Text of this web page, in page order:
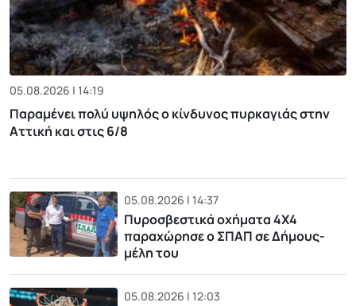
05.08.2026 | 14:19
Παραμένει πολύ υψηλός ο κίνδυνος πυρκαγιάς στην
Αττική και στις 6/8
05.08.2026 | 14:37
Πυροσβεστικά οχήματα 4Χ4
παραχώρησε ο ΣΠΑΠ σε Δήμους-
μέλη του
05.08.2026 | 12:03